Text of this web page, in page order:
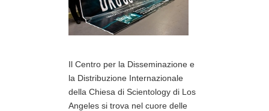
Il Centro per la Disseminazione e
la Distribuzione Internazionale
della Chiesa di Scientology di Los
Angeles si trova nel cuore delle